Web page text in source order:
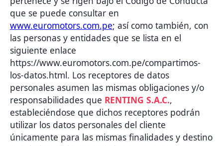
que se puede consultar en
www.euromotors.com.pe; así como también, con
las personas y entidades que se lista en el
siguiente enlace
https://www.euromotors.com.pe/compartimos-
los-datos.html. Los receptores de datos
personales asumen las mismas obligaciones y/o
responsabilidades que RENTING S.A.C.,
estableciéndose que dichos receptores podrán
utilizar los datos personales del cliente
únicamente para las mismas finalidades y destino